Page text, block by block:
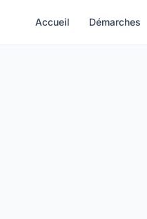
Accueil Démarches